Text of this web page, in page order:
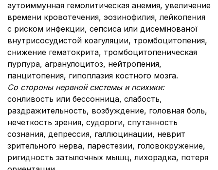
аутоиммунная гемолитическая анемия, увеличение
времени кровотечения, эозинофилия, лейкопения
с риском инфекции, сепсиса или дисемінованої
внутрисосудистой коагуляции, тромбоцитопения,
снижение гематокрита, тромбоцитопеническая
пурпура, агранулоцитоз, нейтропения,
панцитопения, гипоплазия костного мозга.
Со стороны нервной системы и психики:
сонливость или бессонница, слабость,
раздражительность, возбуждение, головная боль,
нечеткость зрения, судороги, спутанность
сознания, депрессия, галлюцинации, неврит
зрительного нерва, парестезии, головокружение,
ригидность затылочных мышц, лихорадка, потеря